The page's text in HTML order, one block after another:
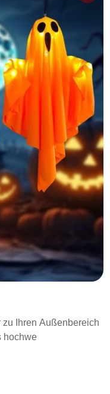
Ihren Außenbereich
hochwe